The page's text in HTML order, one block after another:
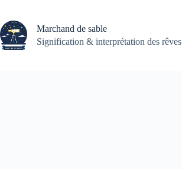
contenu
Marchand de sable
Signification & interprétation des rêves